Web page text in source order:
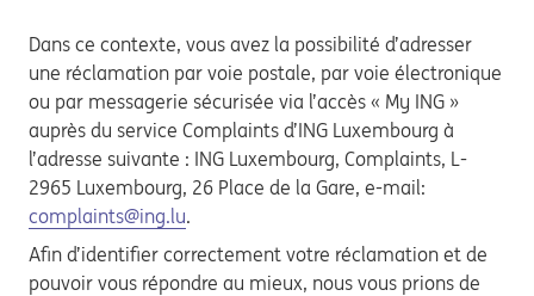
Dans ce contexte, vous avez la possibilité d’adresser
une réclamation par voie postale, par voie électronique
ou par messagerie sécurisée via l’accès « My ING »
auprès du service Complaints d’ING Luxembourg à
l’adresse suivante : ING Luxembourg, Complaints, L-
2965 Luxembourg, 26 Place de la Gare, e-mail:
complaints@ing.lu.
Afin d’identifier correctement votre réclamation et de
pouvoir vous répondre au mieux, nous vous prions de